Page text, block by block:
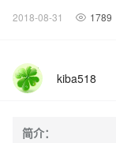
2018-08-31 1789
kiba518
简介：